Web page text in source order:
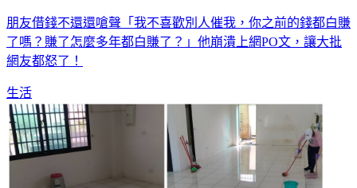
朋友借錢不還還嗆聲「我不喜歡別人催我，你之前的錢都白賺
了嗎？賺了怎麼多年都白賺了？」他崩潰上網PO文，讓大批
網友都怒了！
生活